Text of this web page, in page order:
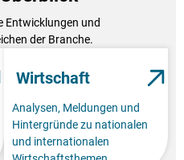
Entwicklungen und
der Branche.
Wirtschaft
Analysen, Meldungen und
Hintergründe zu nationalen
und internationalen